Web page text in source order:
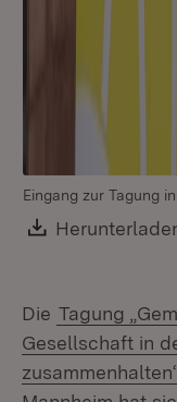
Eingang zur Tagung
Download:
Die Tagung
Gesellschaft in